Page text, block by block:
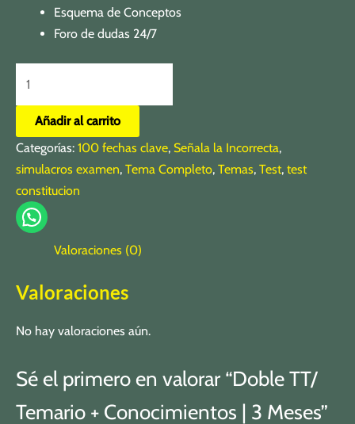
Esquema de Conceptos
Foro de dudas 24/7
Añadir al carrito
Categorías: 100 fechas clave, Señala la Incorrecta,
simulacros examen, Tema Completo, Temas, Test, test
constitucion
Valoraciones (0)
Valoraciones
No hay valoraciones aún.
Sé el primero en valorar “Doble TT/
Temario + Conocimientos | 3 Meses”